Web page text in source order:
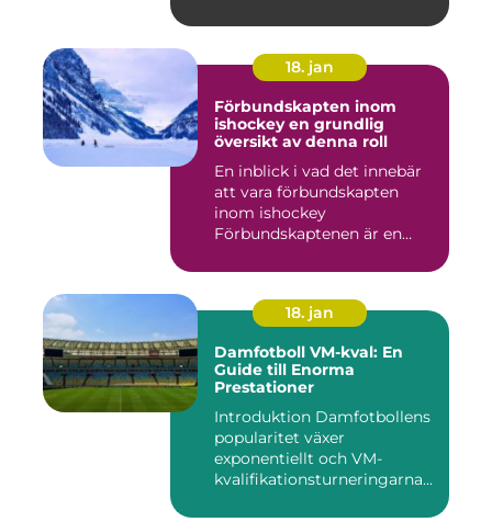
18. jan
Förbundskapten inom
ishockey en grundlig
översikt av denna roll
En inblick i vad det innebär
att vara förbundskapten
inom ishockey
Förbundskaptenen är en
18. jan
Damfotboll VM-kval: En
Guide till Enorma
Prestationer
Introduktion Damfotbollens
popularitet växer
exponentiellt och VM-
kvalifikationsturneringarna